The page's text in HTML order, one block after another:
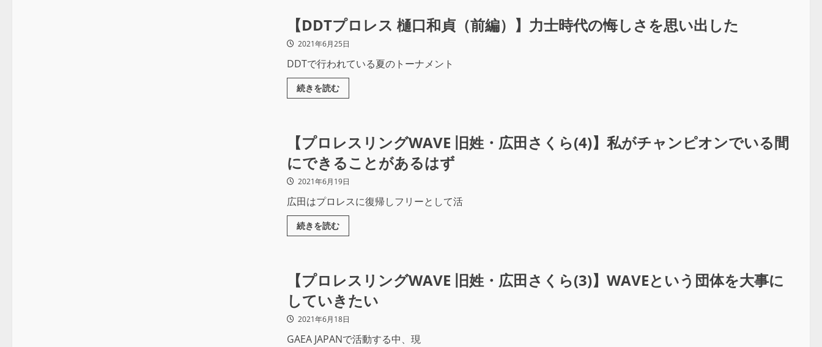
【DDTプロレス 樋口和貞（前編）】力士時代の悔しさを思い出した
2021年6月25日
DDTで行われている夏のトーナメント
続きを読む
【プロレスリングWAVE 旧姓・広田さくら(4)】私がチャンピオンでいる間
にできることがあるはず
2021年6月19日
広田はプロレスに復帰しフリーとして活
続きを読む
【プロレスリングWAVE 旧姓・広田さくら(3)】WAVEという団体を大事に
していきたい
2021年6月18日
GAEA JAPANで活動する中、現